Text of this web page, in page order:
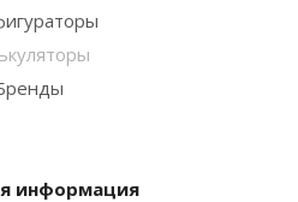
информация